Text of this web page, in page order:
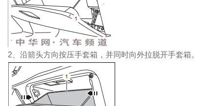
2、沿箭头方向按压手套箱，并同时向外拉脱开手套箱。